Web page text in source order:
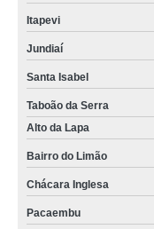
Itapevi
Jundiaí
Santa Isabel
Taboão da Serra
Alto da Lapa
Bairro do Limão
Chácara Inglesa
Pacaembu